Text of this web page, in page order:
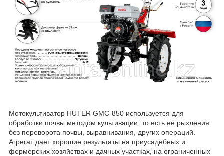
Мотокультиватор HUTER GMC-850 используется для
обработки почвы методом культивации, то есть её рыхления
без переворота почвы, выравнивания, других операций.
Агрегат дает хорошие результаты на приусадебных и
фермерских хозяйствах и дачных участках, на ограниченных